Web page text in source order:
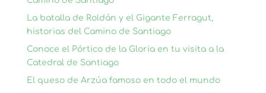
La batalla de Roldán y el Gigante Ferragut,
historias del Camino de Santiago
Conoce el Pórtico de la Gloria en tu visita a la
Catedral de Santiago
El queso de Arzúa famoso en todo el mundo